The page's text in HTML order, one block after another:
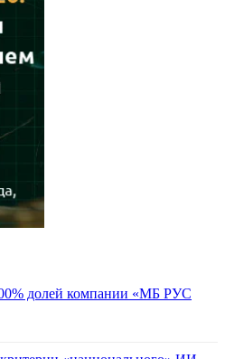
долей компании «МБ РУС